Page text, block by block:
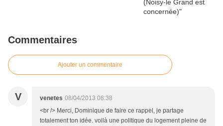
Commentaires
Ajouter un commentaire
V venetes 08/04/2013 08:38
<br /> Merci, Dominique de faire ce rappel, je partage
totalement ton idée. voilà une politique du logement pleine de